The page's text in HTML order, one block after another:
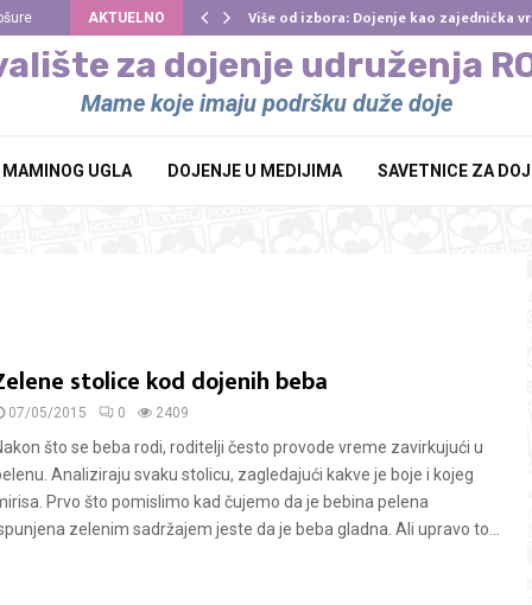
AKTUELNO Više od izbora: Dojenje kao zajednička
za dojenje udruženja
Mame koje imaju podršku duže doje
UGLA DOJENJE U MEDIJIMA SAVETNICE ZA
stolice kod dojenih beba
07/05/2015 0 2409
što se beba rodi, roditelji često provode vreme zavirkujući u
Analiziraju svaku stolicu, zagledajući kakve je boje i kojeg
Prvo što pomislimo kad čujemo da je bebina pelena
zelenim sadržajem jeste da je beba gladna. Ali upravo to...